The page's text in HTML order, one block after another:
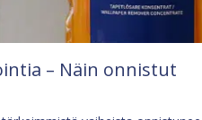
– Näin onnistut